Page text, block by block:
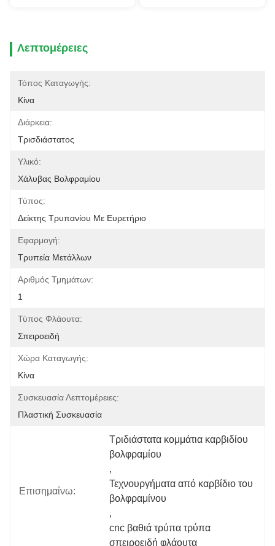
Λεπτομέρειες
Τόπος Καταγωγής:
Κίνα
Διάρκεια:
Τρισδιάστατος
Υλικό:
Χάλυβας Βολφραμίου
Τύπος:
Δείκτης Τρυπανίου Με Ευρετήριο
Εφαρμογή:
Τρυπεία Μετάλλων
Αριθμός Τμημάτων:
1
Τύπος Φλάουτα:
Σπειροειδή
Χώρα Καταγωγής:
Κίνα
Συσκευασία Λεπτομέρειες:
Πλαστική Συσκευασία
Επισημαίνω:
Τριδιάστατα κομμάτια καρβιδίου
βολφραμίου
,
Τεχνουργήματα από καρβίδιο του
βολφραμίνου
,
cnc βαθιά τρύπα τρύπα
σπειροειδή φλάουτα